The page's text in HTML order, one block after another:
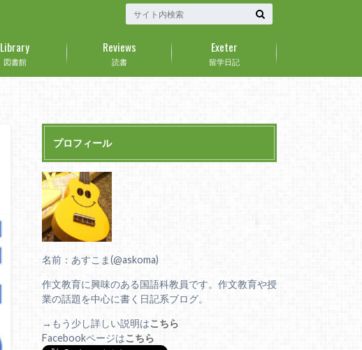
図書館
Library
読書
Reviews
留学日記
Exeter
プロフィール
名前：あすこま(@askoma)
作文教育に興味のある国語科教員です。作文教育や授
業の話題を中心に書く日記系ブログ。
→もう少し詳しい説明はこちら
Facebookページはこちら